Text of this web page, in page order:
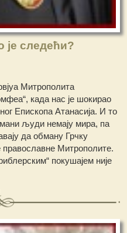
је следећи?
Митрополита
када нас је шокирао
Епископа Атанасија. И то
људи немају мира, па
да обману Грчку
православне Митрополите.
покушајем није